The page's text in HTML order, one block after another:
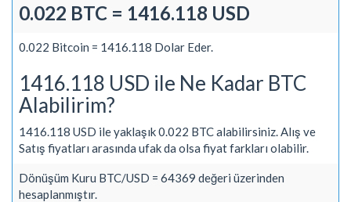
0.022 BTC = 1416.118 USD
0.022 Bitcoin = 1416.118 Dolar Eder.
1416.118 USD ile Ne Kadar BTC
Alabilirim?
1416.118 USD ile yaklaşık 0.022 BTC alabilirsiniz. Alış ve
Satış fiyatları arasında ufak da olsa fiyat farkları olabilir.
Dönüşüm Kuru BTC/USD = 64369 değeri üzerinden
hesaplanmıştır.